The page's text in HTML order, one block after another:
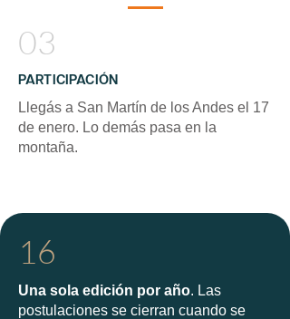
03
PARTICIPACIÓN
Llegás a San Martín de los Andes el 17
de enero. Lo demás pasa en la
montaña.
16
Una sola edición por año. Las
postulaciones se cierran cuando se